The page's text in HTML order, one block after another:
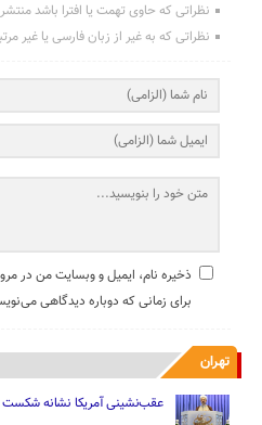
نظراتی که حاوی تهمت یا افترا باشد
نظراتی که به غیر از زبان فارسی یا غیر
ذخیره نام، ایمیل و وبسایت من در
برای زمانی که دوباره دیدگاهی
تهران
عقب‌نشینی آمریکا نشانه شکست